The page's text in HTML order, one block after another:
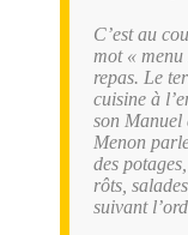
C’est au
mot « menu
repas. Le
cuisine à
son Manuel
Menon
des
rôts,
suivant